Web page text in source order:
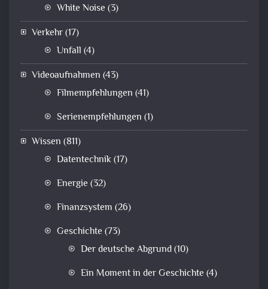
White Noise (3)
Verkehr(17)
Unfall (4)
Videoaufnahmen (43)
Filmempfehlungen (41)
Serienempfehlungen (1)
Wissen (811)
Datentechnik(17)
Energie (32)
Finanzsystem (26)
Geschichte (73)
Der deutsche Abgrund(10)
Ein Moment in der Geschichte (4)